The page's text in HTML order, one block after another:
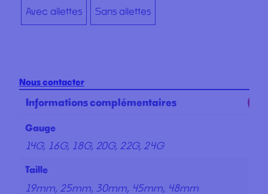
Avec ailettes Sans ailettes
Nous contacter
Informations complémentaires
Gauge
14G, 16G, 18G, 20G, 22G, 24G
Taille
19mm, 25mm, 30mm, 45mm, 48mm